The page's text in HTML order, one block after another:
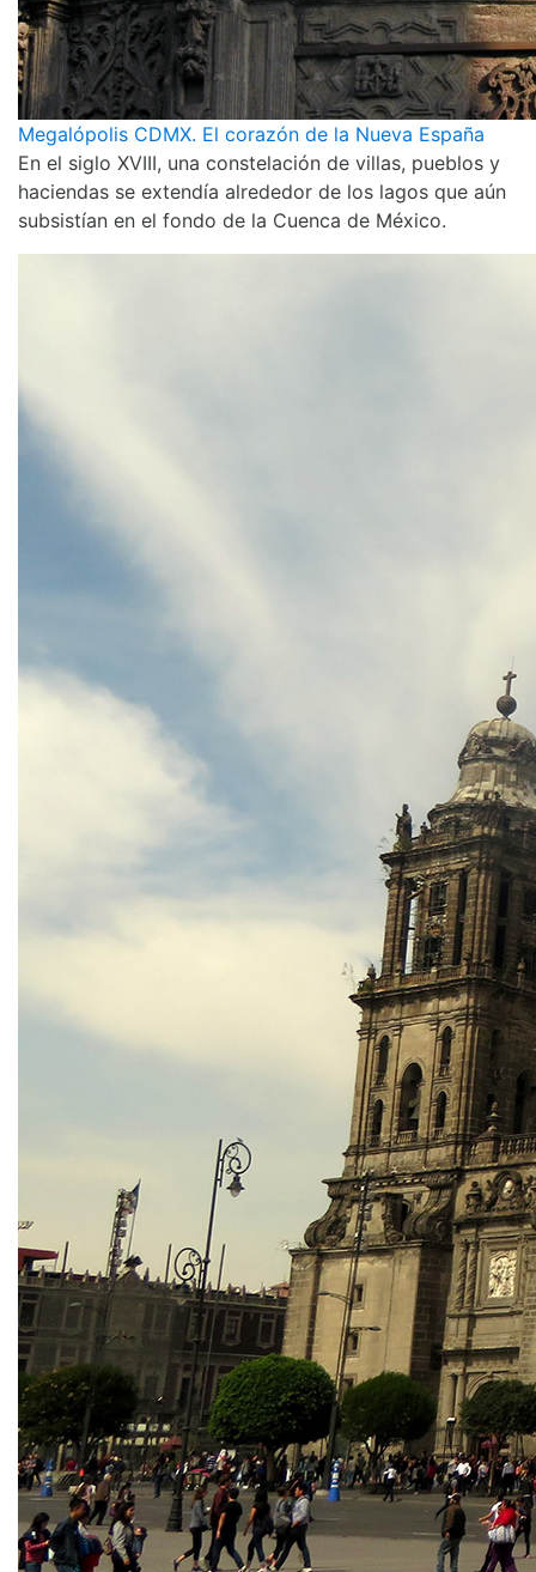
Megalópolis CDMX. El corazón de la Nueva España
En el siglo XVIII, una constelación de villas, pueblos y
haciendas se extendía alrededor de los lagos que aún
subsistían en el fondo de la Cuenca de México.